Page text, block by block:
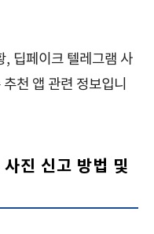
, 딥페이크 텔레그램 사
천 앱 관련 정보입니
진 신고 방법 및